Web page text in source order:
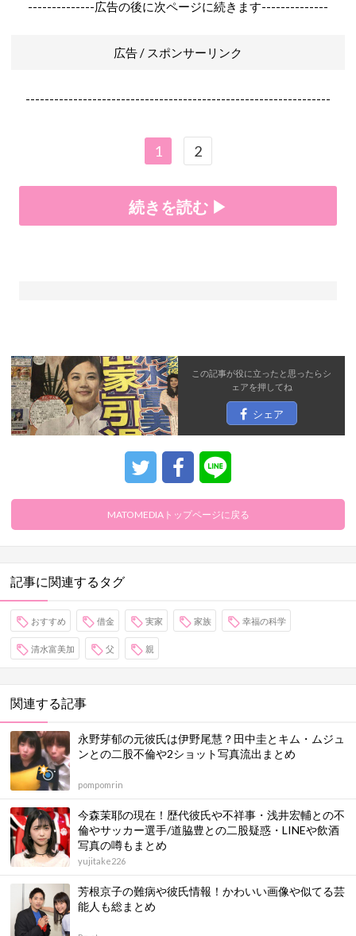
--------------広告の後に次ページに続きます--------------
広告 / スポンサーリンク
----------------------------------------------------------------
1 2
続きを読む ▶
この記事が役に立ったと思ったらシ
ェアを押してね
シェア
MATOMEDIAトップページに戻る
記事に関連するタグ
おすすめ 借金 実家 家族 幸福の科学
清水富美加 父 親
関連する記事
永野芽郁の元彼氏は伊野尾慧？田中圭とキム・ムジュ
ンとの二股不倫や2ショット写真流出まとめ
pompomrin
今森茉耶の現在！歴代彼氏や不祥事・浅井宏輔との不
倫やサッカー選手/道脇豊との二股疑惑・LINEや飲酒
写真の噂もまとめ
yujitake226
芳根京子の難病や彼氏情報！かわいい画像や似てる芸
能人も総まとめ